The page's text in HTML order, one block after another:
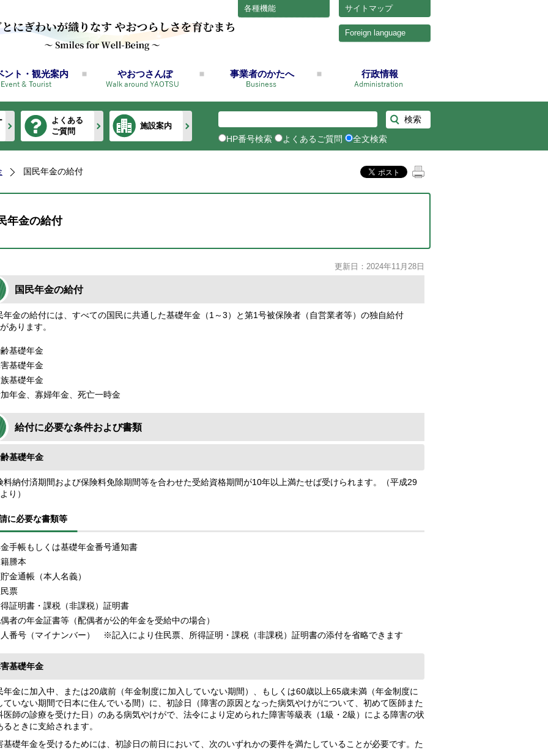
サイトマップ
各種機能
Foreign language
ント・観光案内 やおつさんぽ 事業者のかたへ 行政情報
よくある
ご質問
施設案内
HP番号検索 よくあるご質問 全文検索
国民年金の給付
年金の給付
更新日：2024年11月28日
国民年金の給付
金の給付には、すべての国民に共通した基礎年金（1～3）と第1号被保険者（自営業者等）の独自給付
あります。
基礎年金
基礎年金
基礎年金
年金、寡婦年金、死亡一時金
給付に必要な条件および書類
基礎年金
納付済期間および保険料免除期間等を合わせた受給資格期間が10年以上満たせば受けられます。（平成29
り）
に必要な書類等
手帳もしくは基礎年金番号通知書
謄本
金通帳（本人名義）
票
証明書・課税（非課税）証明書
者の年金証書等（配偶者が公的年金を受給中の場合）
番号（マイナンバー） ※記入により住民票、所得証明・課税（非課税）証明書の添付を省略できます
基礎年金
金に加入中、または20歳前（年金制度に加入していない期間）、もしくは60歳以上65歳未満（年金制度に
ていない期間で日本に住んでいる間）に、初診日（障害の原因となった病気やけがについて、初めて医師また
医師の診療を受けた日）のある病気やけがで、法令により定められた障害等級表（1級・2級）による障害の状
るときに支給されます。
礎年金を受けるためには、初診日の前日において、次のいずれかの要件を満たしていることが必要です。た